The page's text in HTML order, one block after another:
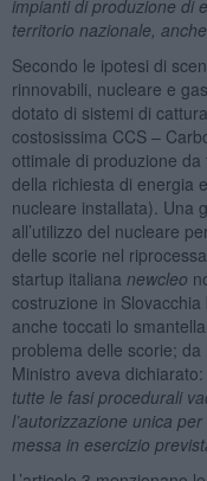
impianti di produzione di
territorio nazionale,
Secondo le ipotesi di
rinnovabili, nucleare e
dotato di sistemi di
costosissima CCS –
ottimale di produzione
della richiesta di energia
nucleare installata). Una
all’utilizzo del nucleare
delle scorie nel
startup italiana newcleo
costruzione in
anche toccati lo
problema delle scorie;
Ministro aveva dichiarato:
tutte le fasi procedurali
l’autorizzazione unica
messa in esercizio